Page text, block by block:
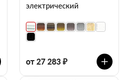
электрический
от 27 283 ₽